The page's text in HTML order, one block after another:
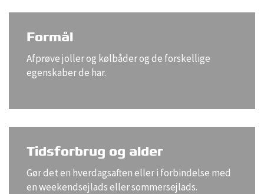
Formål
Afprøve joller og kølbåder og de forskellige
egenskaber de har.
Tidsforbrug og alder
Gør det en hverdagsaften eller i forbindelse med
en weekendsejlads eller sommersejlads.